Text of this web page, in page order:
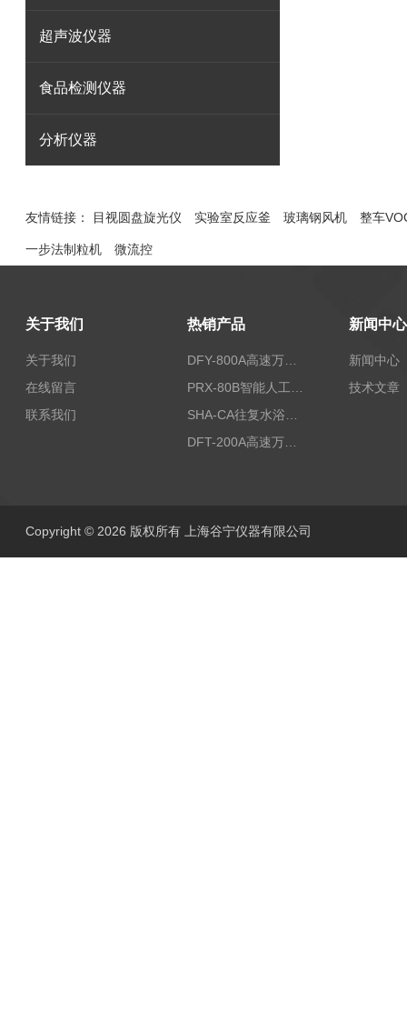
超声波仪器
食品检测仪器
分析仪器
友情链接： 目视圆盘旋光仪 实验室反应釜 玻璃钢风机 整车
一步法制粒机 微流控
关于我们
关于我们
在线留言
联系我们
热销产品 新闻中心
新闻中心
技术文章
Copyright © 2026 版权所有 上海谷宁仪器有限公司